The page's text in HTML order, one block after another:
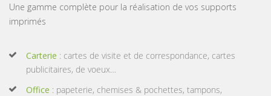
Une gamme complète pour la réalisation de vos supports
imprimés
Carterie : cartes de visite et de correspondance, cartes
publicitaires, de voeux…
Office : papeterie, chemises & pochettes, tampons,